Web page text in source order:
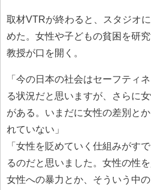
取材VTRが終わると、スタジオ
めた。女性や子どもの貧困を研
教授が口を開く。
「今の日本の社会はセーフティ
る状況だと思いますが、さらに
がある。いまだに女性の差別と
れていない」
「女性を貶めていく仕組みがす
るのだと思いました。女性の性
女性への暴力とか、そういう中